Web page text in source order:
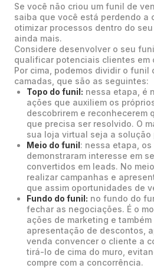
Se você não criou um funil de
saiba que você está perdendo a
otimizar processos dentro do
ainda mais.
Considere desenvolver o seu
qualificar potenciais clientes em
Por cima, podemos dividir o funil
camadas, que são as seguintes:
Topo do funil: nessa etapa, é
ações que auxiliem os
descobrirem e reconhecerem
que precisa ser resolvido. O
sua loja virtual seja a solução
Meio do funil: nessa etapa,
demonstraram interesse em
convertidos em leads. No
realizar campanhas e
que assim oportunidades de
Fundo do funil: no fundo do
fechar as negociações. É o
ações de marketing e
apresentação de descontos,
venda convencer o cliente a
tirá-lo de cima do muro,
compre com a concorrência.